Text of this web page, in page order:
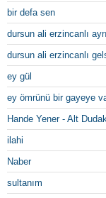
bir defa sen
dursun ali erzincanlı
dursun ali erzincanlı
ey gül
ey ömrünü bir gayeye
Hande Yener - Alt
ilahi
Naber
sultanım